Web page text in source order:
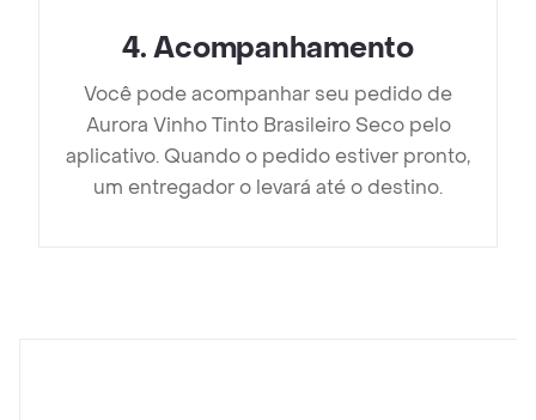
4.Acompanhamento
Você pode acompanhar seu pedido de
Aurora Vinho Tinto Brasileiro Seco pelo
aplicativo. Quando o pedido estiver pronto,
um entregador o levará até o destino.